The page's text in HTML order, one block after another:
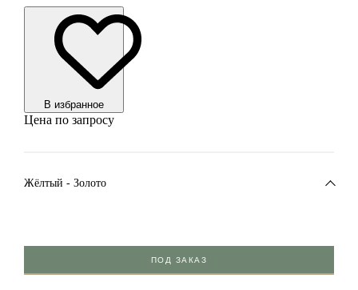
В избранноe
Цена по запросу
Жёлтый - Золото
ПОД ЗАКАЗ